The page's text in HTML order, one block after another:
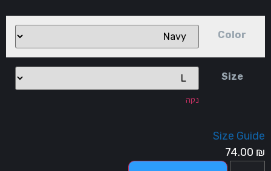
Color
Size
נקה
Size
74.00